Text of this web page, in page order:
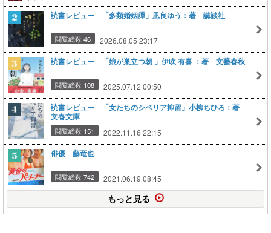
読書レビュー 「多類婚姻譚」凪良ゆう：著 講談社
閲覧総数 46 2026.08.05 23:17
読書レビュー 「娘が巣立つ朝 」伊吹 有喜 ：著 文藝春秋
閲覧総数 108 2025.07.12 00:50
読書レビュー 「女たちのシベリア抑留」小柳ちひろ：著
文春文庫
閲覧総数 151 2022.11.16 22:15
俳優 藤竜也
閲覧総数 742 2021.06.19 08:45
もっと見る